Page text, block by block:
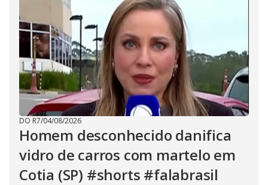
DO R7/04/08/2026
Homem desconhecido danifica
vidro de carros com martelo em
Cotia (SP) #shorts #falabrasil